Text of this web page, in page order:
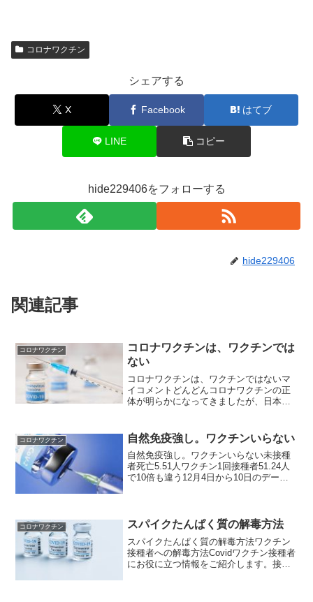
コロナワクチン
シェアする
X Facebook はてブ
LINE コピー
hide229406をフォローする
hide229406
関連記事
コロナワクチン
コロナワクチンは、ワクチンでは
ない
コロナワクチンは、ワクチンではないマ
イコメントどんどんコロナワクチンの正
体が明らかになってきましたが、日本で
は各自治体からワクチン接種カードが送
られてくるようになる...
コロナワクチン 自然免疫強し。ワクチンいらない
自然免疫強し。ワクチンいらない未接種
者死亡5.51人ワクチン1回接種者51.24人
で10倍も違う12月4日から10日のデータ
コロナワクチン スパイクたんぱく質の解毒方法￼
スパイクたんぱく質の解毒方法ワクチン
接種者への解毒方法Covidワクチン接種者
にお役に立つ情報をご紹介します。接種